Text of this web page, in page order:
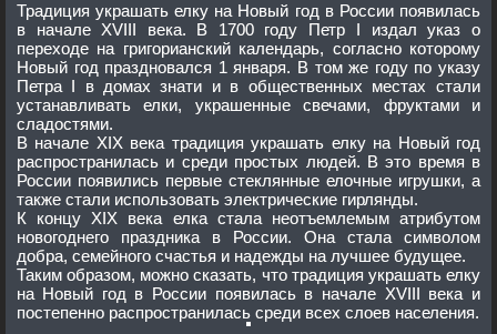
Традиция украшать елку на Новый год в России появилась
в начале XVIII века. В 1700 году Петр I издал указ о
переходе на григорианский календарь, согласно которому
Новый год праздновался 1 января. В том же году по указу
Петра I в домах знати и в общественных местах стали
устанавливать елки, украшенные свечами, фруктами и
сладостями.
В начале XIX века традиция украшать елку на Новый год
распространилась и среди простых людей. В это время в
России появились первые стеклянные елочные игрушки, а
также стали использовать электрические гирлянды.
К концу XIX века елка стала неотъемлемым атрибутом
новогоднего праздника в России. Она стала символом
добра, семейного счастья и надежды на лучшее будущее.
Таким образом, можно сказать, что традиция украшать елку
на Новый год в России появилась в начале XVIII века и
постепенно распространилась среди всех слоев населения.